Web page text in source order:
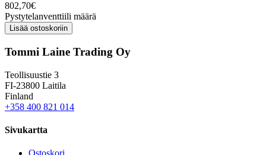
802,70€
Pystytelanventtiili määrä
Lisää ostoskoriin
Tommi Laine Trading Oy
Teollisuustie 3
FI-23800 Laitila
Finland
+358 400 821 014
Sivukartta